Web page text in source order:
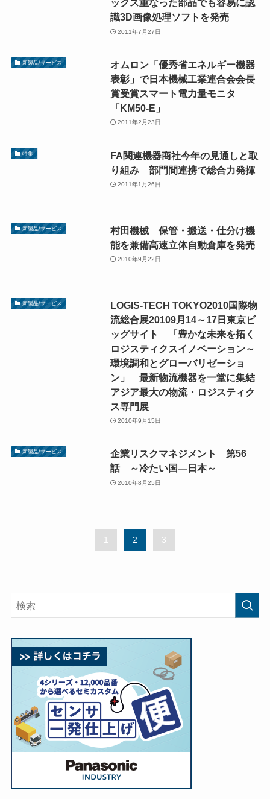
ックス重なった部品でも容易に認
識3D画像処理ソフトを発売
2011年7月27日
新製品/サービス
オムロン「優秀省エネルギー機器
表彰」で日本機械工業連合会会長
賞受賞スマート電力量モニタ
「KM50-E」
2011年2月23日
特集
FA関連機器商社今年の見通しと取
り組み 部門間連携で総合力発揮
2011年1月26日
新製品/サービス
村田機械 保管・搬送・仕分け機
能を兼備高速立体自動倉庫を発売
2010年9月22日
新製品/サービス
LOGIS-TECH TOKYO2010国際物
流総合展20109月14～17日東京ビ
ッグサイト 「豊かな未来を拓く
ロジスティクスイノベーション～
環境調和とグローバリゼーショ
ン」 最新物流機器を一堂に集結
アジア最大の物流・ロジスティク
ス専門展
2010年9月15日
新製品/サービス
企業リスクマネジメント 第56
話 ～冷たい国―日本～
2010年8月25日
1 2 3